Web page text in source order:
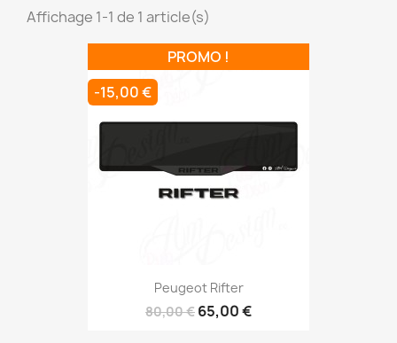
Affichage 1-1 de 1 article(s)
Peugeot Rifter
80,00 € 65,00 €
PROMO !
-15,00 €